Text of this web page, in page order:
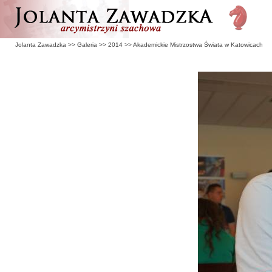
Jolanta Zawadzka >> Galeria >> 2014 >>Akademickie Mistrzostwa Świata w Katowicach